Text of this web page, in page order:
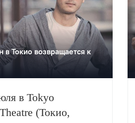
в Токио возвращается к
в Tokyo
(Токио,